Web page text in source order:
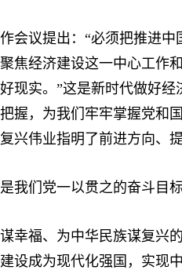
议提出：“必须把推进中
焦经济建设这一中心工作
现实。”这是新时代做好
握，为我们牢牢掌握党和
兴伟业指明了前进方向、
们党一以贯之的奋斗目
福、为中华民族谋复兴
设成为现代化强国，实现